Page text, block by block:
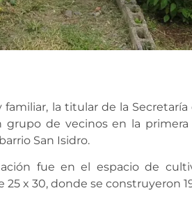
familiar, la titular de la
grupo de vecinos en la
San Isidro.
fue en el espacio de
x 30, donde se construyeron